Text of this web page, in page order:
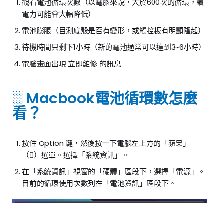
觀看電池循環次數（以電腦來說，大於600次的循環，續
電力可能會大幅降低）
電池膨脹（目測底殼是否有變形，或觸控板有明顯隆起）
待機時間只剩下1小時（新的電池通常可以達到3~6小時）
電腦畫面出現 立即維修 的訊息
░ Macbook電池循環數怎麼
看？
按住 Option 鍵，然後按一下電腦左上方的「蘋果」
（）選單。選擇「系統資訊」。
在「系統資訊」視窗的「硬體」區段下，選擇「電源」。
目前的循環使用次數列在「電池資訊」區段下。